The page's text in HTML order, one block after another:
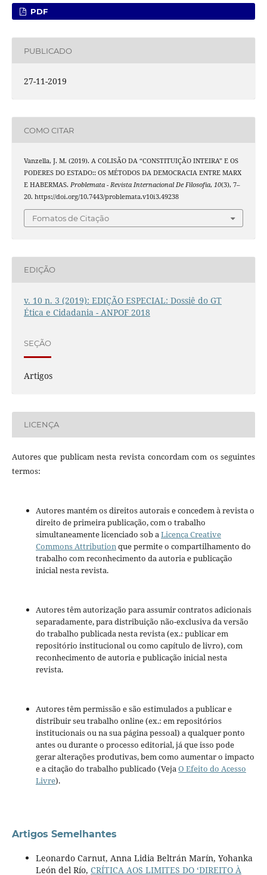
PDF
PUBLICADO
27-11-2019
COMO CITAR
Vanzella, J. M. (2019). A COLISÃO DA “CONSTITUIÇÃO INTEIRA” E OS
PODERES DO ESTADO:: OS MÉTODOS DA DEMOCRACIA ENTRE MARX
E HABERMAS. Problemata - Revista Internacional De Filosofia, 10(3), 7–
20. https://doi.org/10.7443/problemata.v10i3.49238
Fomatos de Citação
EDIÇÃO
v. 10 n. 3 (2019): EDIÇÃO ESPECIAL: Dossiê do GT
Ética e Cidadania - ANPOF 2018
SEÇÃO
Artigos
LICENÇA
Autores que publicam nesta revista concordam com os seguintes
termos:
Autores mantém os direitos autorais e concedem à revista o
direito de primeira publicação, com o trabalho
simultaneamente licenciado sob aLicença Creative
Commons Attributionque permite o compartilhamento do
trabalho com reconhecimento da autoria e publicação
inicial nesta revista.
Autores têm autorização para assumir contratos adicionais
separadamente, para distribuição não-exclusiva da versão
do trabalho publicada nesta revista (ex.: publicar em
repositório institucional ou como capítulo de livro), com
reconhecimento de autoria e publicação inicial nesta
revista.
Autores têm permissão e são estimulados a publicar e
distribuir seu trabalho online (ex.: em repositórios
institucionais ou na sua página pessoal) a qualquer ponto
antes ou durante o processo editorial, já que isso pode
gerar alterações produtivas, bem como aumentar o impacto
e a citação do trabalho publicado (VejaO Efeito do Acesso
Livre).
Artigos Semelhantes
Leonardo Carnut, Anna Lidia Beltrán Marín, Yohanka
León del Río, CRÍTICA AOS LIMITES DO ‘DIREITO À